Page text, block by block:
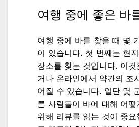
여행 중에 좋은 바
여행 중에 바를 찾을 때 몇
이 있습니다. 첫 번째는 현
장소를 찾는 것입니다. 이
거나 온라인에서 약간의 조
어질 수 있습니다. 일단 몇
른 사람들이 바에 대해 어
위해 리뷰를 읽는 것이 중